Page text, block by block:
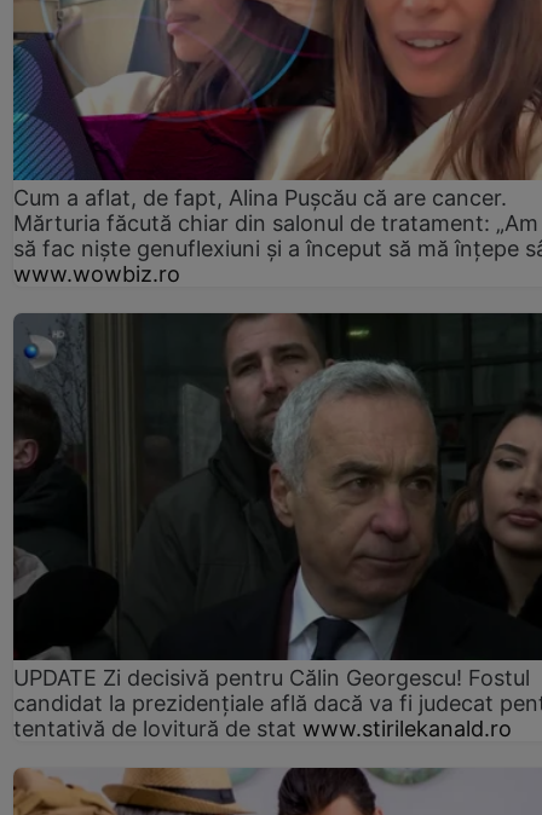
Cum a aflat, de fapt, Alina Pușcău că are cancer.
Mărturia făcută chiar din salonul de tratament:
să fac niște genuflexiuni și a început să mă înțepe
www.wowbiz.ro
UPDATE Zi decisivă pentru Călin Georgescu! Fostul
candidat la prezidențiale află dacă va fi judecat
tentativă de lovitură de stat www.stirilekanald.ro